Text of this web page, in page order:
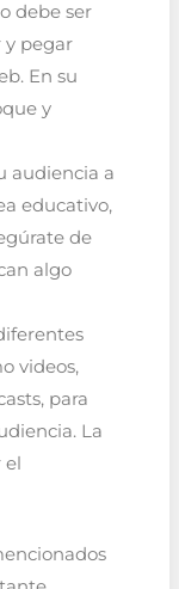
debe ser
y pegar
En su
y
audiencia a
educativo,
de
algo
videos,
para
La